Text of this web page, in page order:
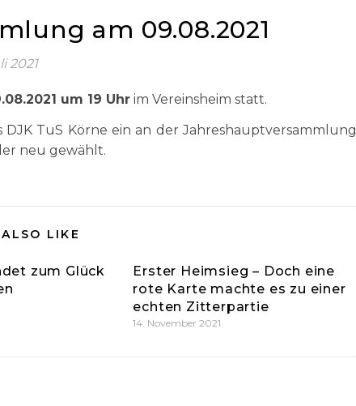
am 09.08.2021
2021
um 19 Uhr im Vereinsheim statt.
TuS Körne ein an der Jahreshauptversammlung
neu gewählt.
LIKE
zum Glück
Erster Heimsieg – Doch eine
rote Karte machte es zu einer
echten Zitterpartie
14. November 2021